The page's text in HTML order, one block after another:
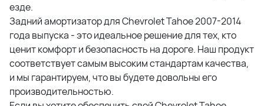
езде.
Задний амортизатор для Chevrolet Tahoe 2007-2014
года выпуска - это идеальное решение для тех, кто
ценит комфорт и безопасность на дороге. Наш продукт
соответствует самым высоким стандартам качества,
и мы гарантируем, что вы будете довольны его
производительностью.